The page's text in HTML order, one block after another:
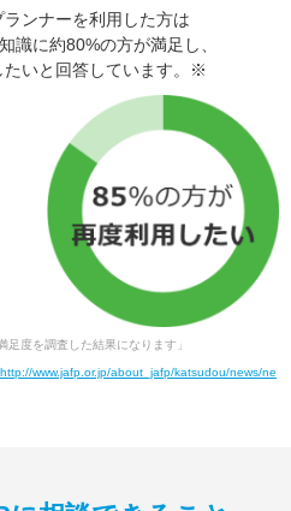
ンナーを利用した方は
識に約80%の方が満足し、
たいと回答しています。※
度を調査した結果になります」
http://www.jafp.or.jp/about_jafp/katsudou/news/ne